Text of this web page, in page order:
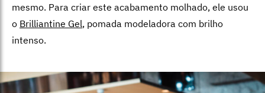
mesmo. Para criar este acabamento molhado, ele usou
o Brilliantine Gel, pomada modeladora com brilho
intenso.